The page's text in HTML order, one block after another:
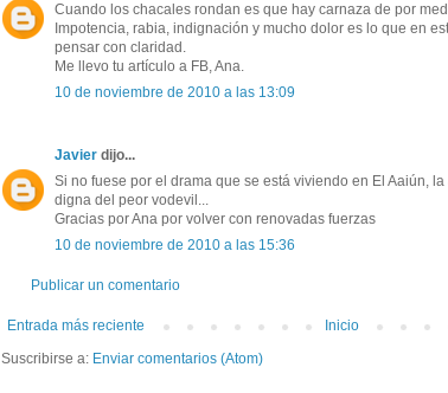
Cuando los chacales rondan es que hay carnaza de por
Impotencia, rabia, indignación y mucho dolor es lo que en
pensar con claridad.
Me llevo tu artículo a FB, Ana.
10 de noviembre de 2010 a las 13:09
Javier dijo...
Si no fuese por el drama que se está viviendo en El Aaiún,
digna del peor vodevil...
Gracias por Ana por volver con renovadas fuerzas
10 de noviembre de 2010 a las 15:36
Publicar un comentario
Entrada más reciente
Inicio
Suscribirse a: Enviar comentarios (Atom)